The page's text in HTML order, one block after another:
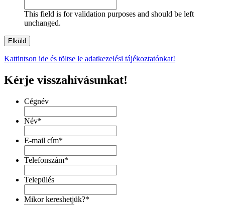
This field is for validation purposes and should be left
unchanged.
Kattintson ide és töltse le adatkezelési tájékoztatónkat!
Kérje visszahívásunkat!
Cégnév
Név*
E-mail cím*
Telefonszám*
Település
Mikor kereshetjük?*